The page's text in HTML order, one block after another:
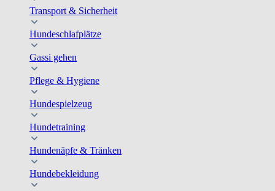
Transport & Sicherheit
Hundeschlafplätze
Gassi gehen
Pflege & Hygiene
Hundespielzeug
Hundetraining
Hundenäpfe & Tränken
Hundebekleidung